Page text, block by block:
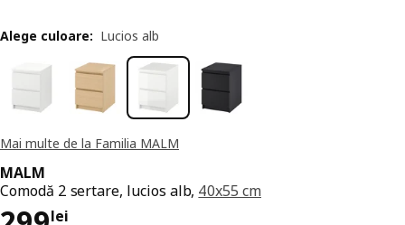
Mai multe de la Familia MALM
MALM
Comodă 2 sertare, lucios alb, 40x55 cm
lei
Alege culoare: Lucios alb